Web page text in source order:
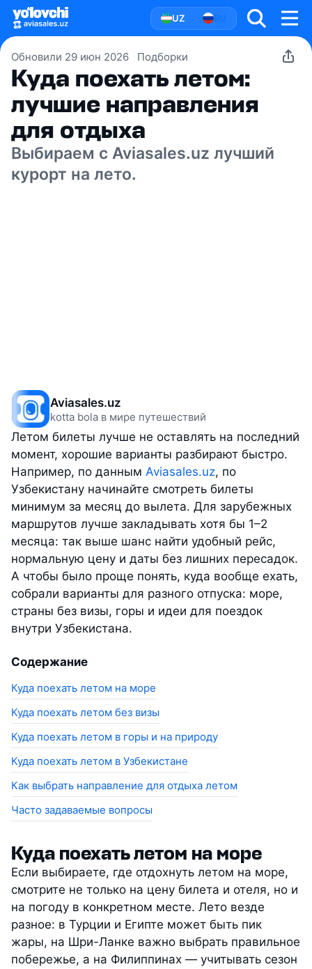
UZ
Обновили 29 июн 2026 Подборки
Куда поехать летом:
лучшие направления
для отдыха
Выбираем с Aviasales.uz лучший
курорт на лето.
Aviasales.uz
kotta bola в мире путешествий
Летом билеты лучше не оставлять на последний
момент, хорошие варианты разбирают быстро.
Например, по данным Aviasales.uz, по
Узбекистану начинайте смотреть билеты
минимум за месяц до вылета. Для зарубежных
маршрутов лучше закладывать хотя бы 1–2
месяца: так выше шанс найти удобный рейс,
нормальную цену и даты без лишних пересадок.
А чтобы было проще понять, куда вообще ехать,
собрали варианты для разного отпуска: море,
страны без визы, горы и идеи для поездок
внутри Узбекистана.
Содержание
Куда поехать летом на море
Куда поехать летом без визы
Куда поехать летом в горы и на природу
Куда поехать летом в Узбекистане
Как выбрать направление для отдыха летом
Часто задаваемые вопросы
Куда поехать летом на море
Если выбираете, где отдохнуть летом на море,
смотрите не только на цену билета и отеля, но и
на погоду в конкретном месте. Лето везде
разное: в Турции и Египте может быть пик
жары, на Шри-Ланке важно выбрать правильное
побережье, а на Филиппинах — учитывать сезон